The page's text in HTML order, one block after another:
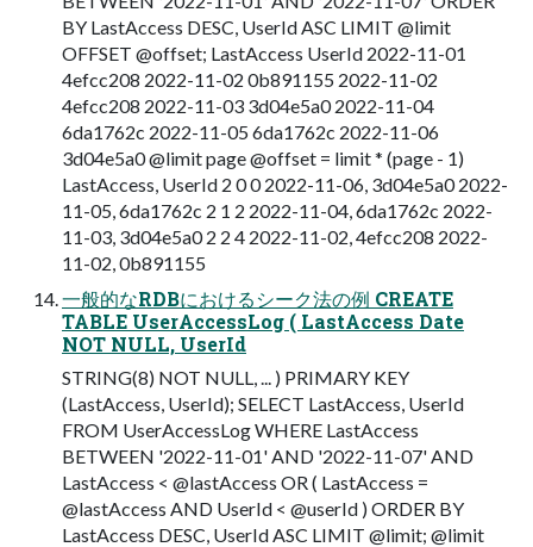
BY LastAccess DESC, UserId ASC LIMIT @limit
OFFSET @offset; LastAccess UserId 2022-11-01
4efcc208 2022-11-02 0b891155 2022-11-02
4efcc208 2022-11-03 3d04e5a0 2022-11-04
6da1762c 2022-11-05 6da1762c 2022-11-06
3d04e5a0 @limit page @offset = limit * (page - 1)
LastAccess, UserId 2 0 0 2022-11-06, 3d04e5a0 2022-
11-05, 6da1762c 2 1 2 2022-11-04, 6da1762c 2022-
11-03, 3d04e5a0 2 2 4 2022-11-02, 4efcc208 2022-
11-02, 0b891155
一般的なRDBにおけるシーク法の例 CREATE
TABLE UserAccessLog ( LastAccess Date
NOT NULL, UserId
STRING(8) NOT NULL, ... ) PRIMARY KEY
(LastAccess, UserId); SELECT LastAccess, UserId
FROM UserAccessLog WHERE LastAccess
BETWEEN '2022-11-01' AND '2022-11-07' AND
LastAccess < @lastAccess OR ( LastAccess =
@lastAccess AND UserId < @userId ) ORDER BY
LastAccess DESC, UserId ASC LIMIT @limit; @limit